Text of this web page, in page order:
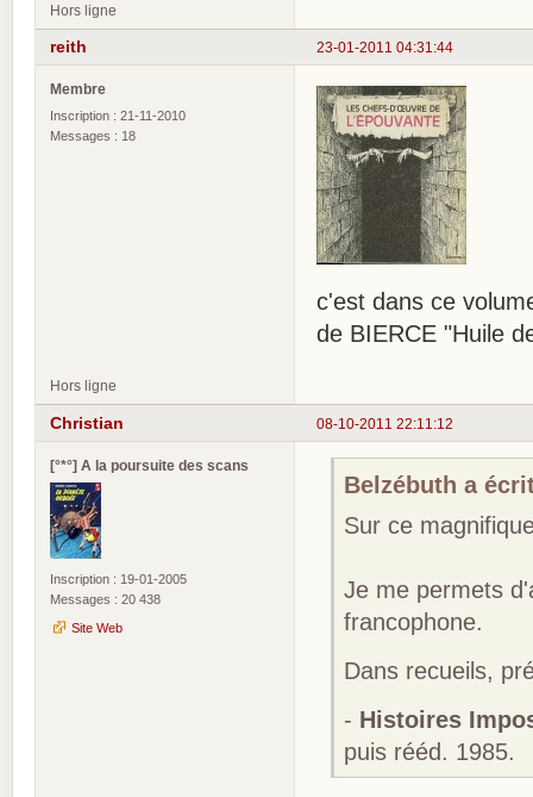
Hors ligne
23-01-2011 04:31:44
reith
Membre
Inscription : 21-11-2010
Messages : 18
c'est dans ce
de BIERCE "Huile
Hors ligne
08-10-2011 22:11:12
Christian
[°*°] A la poursuite des scans
Inscription : 19-01-2005
Messages : 20 438
Site Web
Belzébuth a
Sur ce
Je me permets
francophone.
Dans recueils,
- Histoires
puis rééd. 1985.